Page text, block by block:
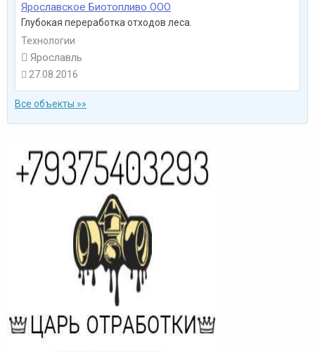
Ярославское Биотопливо ООО
Глубокая переработка отходов леса.
Технологии
 Ярославль
 27.08.2016
Все объекты »»